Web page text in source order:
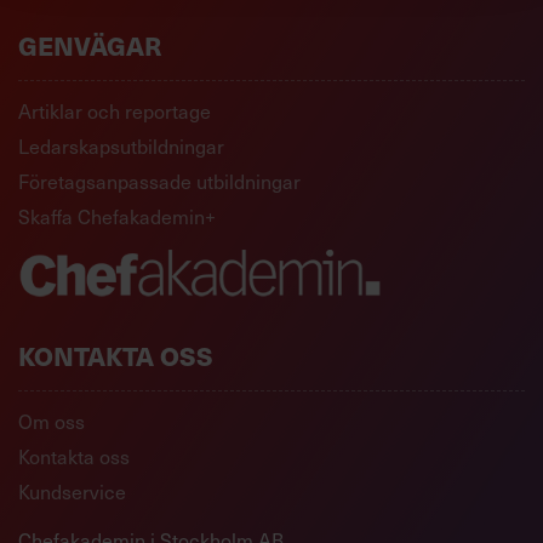
GENVÄGAR
Artiklar och reportage
Ledarskapsutbildningar
Företagsanpassade utbildningar
Skaffa Chefakademin+
KONTAKTA OSS
Om oss
Kontakta oss
Kundservice